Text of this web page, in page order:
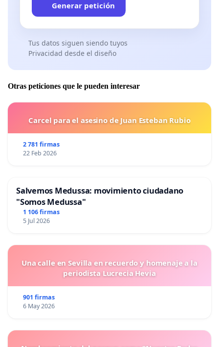
Generar petición
Tus datos siguen siendo tuyos
Privacidad desde el diseño
Otras peticiones que le pueden interesar
Carcel para el asesino de Juan Esteban Rubio
2 781 firmas
22 Feb 2026
Salvemos Medussa: movimiento ciudadano
"Somos Medussa"
1 106 firmas
5 Jul 2026
Una calle en Sevilla en recuerdo y homenaje a la
periodista Lucrecia Hevia
901 firmas
6 May 2026